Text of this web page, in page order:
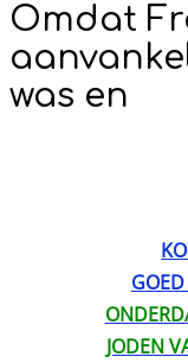
Omdat
was en
JODEN